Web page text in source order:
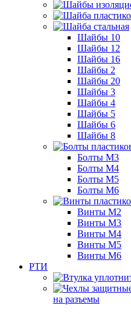
Шайбы 10
Шайбы 12
Шайбы 16
Шайбы 2
Шайбы 20
Шайбы 3
Шайбы 4
Шайбы 5
Шайбы 6
Шайбы 8
Болты М3
Болты М4
Болты М5
Болты М6
Винты М2
Винты М3
Винты М4
Винты М5
Винты М6
РТИ
на разъемы